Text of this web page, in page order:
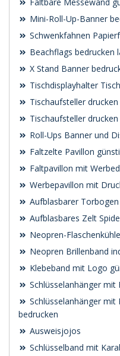
Mini-Roll-Up-Banner
Schwenk­fahnen
Beachflags bedrucken
X Stand Banner
Tischdisplayhalter
Tischaufsteller drucken
Tischaufsteller drucken
Roll-Ups Banner und
Faltzelte Pavillon
Faltpavillon mit
Werbepavillon mit
Aufblasbarer
Aufblasbares Zelt
Neopren-
Neopren Brillenband
Klebeband mit Logo
Schlüsselanhänger mit
Schlüsselanhänger mit
bedrucken
Ausweisjojos
Schlüsselband mit